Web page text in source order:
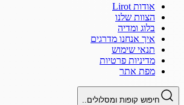
אודות Lirot
הצוות שלנו
בלוג ומדיה
איך אנחנו מדרגים
תנאי שימוש
מדיניות פרטיות
מפת אתר
חיפוש קופות ומסלולים..